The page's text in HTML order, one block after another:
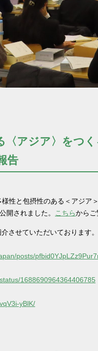
〈アジア〉をつ
告
性と包摂性のある＜アジア
開されました。
こちらから
させていただいております。
posts/
1688690964364406785
yBlK/